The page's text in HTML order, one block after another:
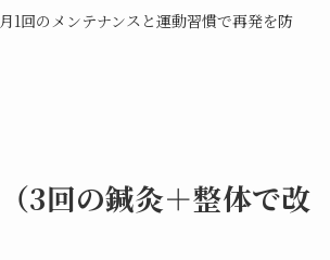
1回のメンテナンスと運動習慣で再発を防
3回の鍼灸＋整体で改